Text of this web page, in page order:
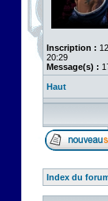
Inscription :
20:29
Message(s) :
Haut
Index du